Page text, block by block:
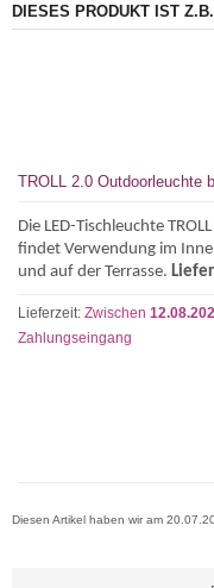
DIESES PRODUKT IST
TROLL 2.0 Outdoorleuchte
Die LED-Tischleuchte
findet Verwendung im
und auf der Terrasse.
Lieferzeit: Zwischen
Zahlungseingang
Diesen Artikel haben wir am